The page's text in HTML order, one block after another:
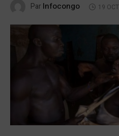
Par Infocongo 19